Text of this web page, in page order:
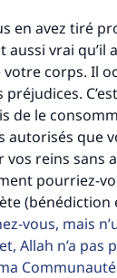
en avez tiré
aussi vrai qu’il
votre corps. Il
de le
autorisés que
reins sans
pourriez-
(bénédiction
vous, mais
Allah n’a pas
Communauté
à apporter des
d'Allah (Paix
une bonne
que
1893)